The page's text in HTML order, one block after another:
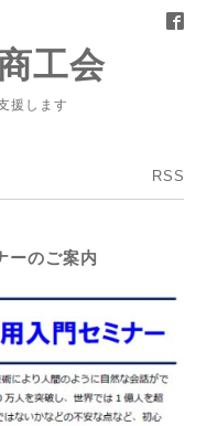
工会
援します
RSS
ーのご案内